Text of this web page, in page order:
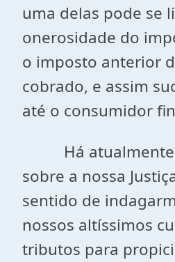
uma delas pode se
onerosidade do
o imposto anterior
cobrado, e assim
até o consumidor
Há atualmente
sobre a nossa
sentido de
nossos altíssimos
tributos para